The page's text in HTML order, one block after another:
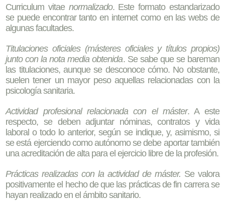
Curriculum vitae normalizado. Este formato estandarizado
se puede encontrar tanto en internet como en las webs de
algunas facultades.
Titulaciones oficiales (másteres oficiales y títulos propios)
junto con la nota media obtenida. Se sabe que se bareman
las titulaciones, aunque se desconoce cómo. No obstante,
suelen tener un mayor peso aquellas relacionadas con la
psicología sanitaria.
Actividad profesional relacionada con el máster. A este
respecto, se deben adjuntar nóminas, contratos y vida
laboral o todo lo anterior, según se indique, y, asimismo, si
se está ejerciendo como autónomo se debe aportar también
una acreditación de alta para el ejercicio libre de la profesión.
Prácticas realizadas con la actividad de máster. Se valora
positivamente el hecho de que las prácticas de fin carrera se
hayan realizado en el ámbito sanitario.